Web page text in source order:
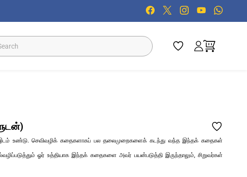
உண்டு. செவிவழிக் கதைகளாகப் பல தலைமுறைகளைக் கடந்து வந்த இந்தக் கதைகள்
ஓர் உத்தியாக இந்தக் கதைகளை அவர் பயன்படுத்தி இருந்தாலும், சிறுவர்கள்